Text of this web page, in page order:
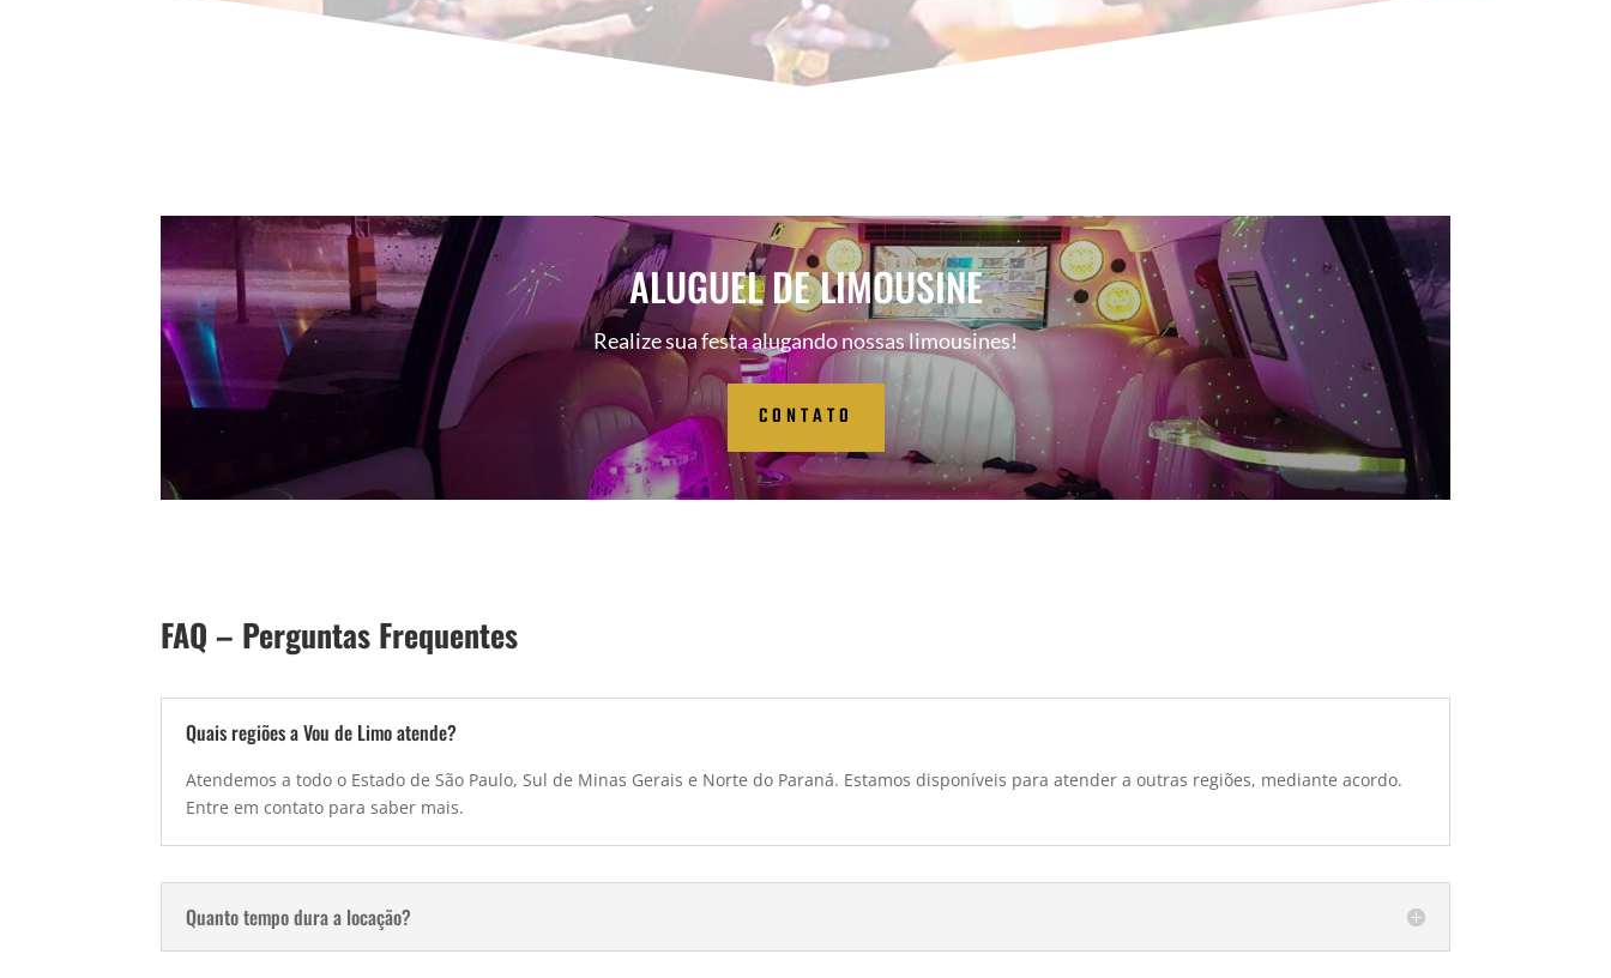
ALUGUEL DE LIMOUSINE
Realize sua festa alugando nossas limousines!
CONTATO
FAQ – Perguntas Frequentes
Quais regiões a Vou de Limo atende?
Atendemos a todo o Estado de São Paulo, Sul de Minas Gerais e Norte do Paraná. Estamos disponíveis para atender a outras regiões, mediante acordo.
Entre em contato para saber mais.
Quanto tempo dura a locação?